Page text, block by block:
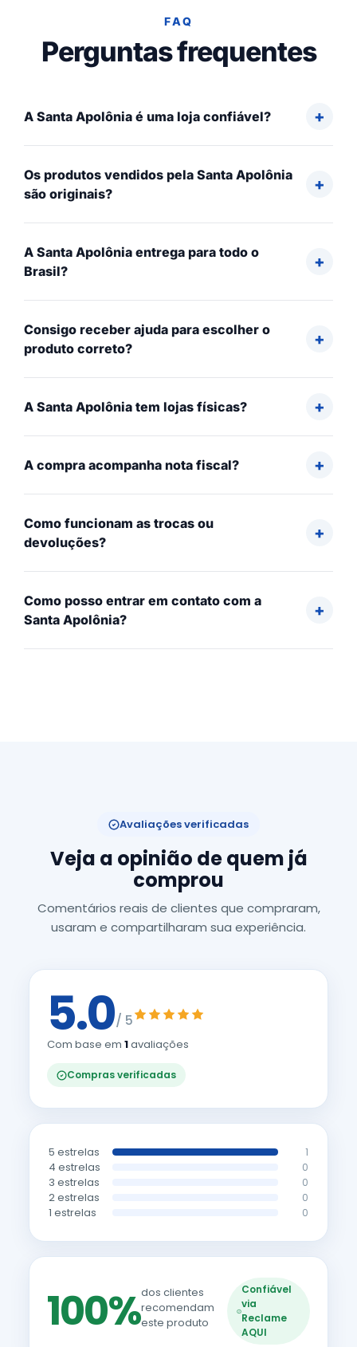
FAQ
Perguntas frequentes
A Santa Apolônia é uma loja confiável?
Os produtos vendidos pela Santa Apolônia
são originais?
A Santa Apolônia entrega para todo o
Brasil?
Consigo receber ajuda para escolher o
produto correto?
A Santa Apolônia tem lojas físicas?
A compra acompanha nota fiscal?
Como funcionam as trocas ou
devoluções?
Como posso entrar em contato com a
Santa Apolônia?
Avaliações verificadas
Veja a opinião de quem já
comprou
Comentários reais de clientes que compraram,
usaram e compartilharam sua experiência.
5.0/ 5
Com base em 1avaliações
Compras verificadas
5 estrelas 1
4 estrelas 0
3 estrelas 0
2 estrelas 0
1 estrelas 0
100%dos clientes
recomendam
este produto
Confiável
via
Reclame
AQUI